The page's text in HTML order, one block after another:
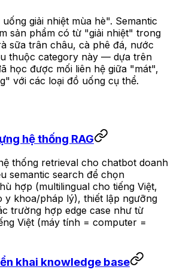
giải nhiệt mùa hè". Semantic
sản phẩm có từ "giải nhiệt" trong
sữa trân châu, cà phê đá, nước
thuộc category này — dựa trên
học được mối liên hệ giữa "mát",
với các loại đồ uống cụ thể.
hệ thống RAG
thống retrieval cho chatbot doanh
semantic search để chọn
hợp (multilingual cho tiếng Việt,
y khoa/pháp lý), thiết lập ngưỡng
trường hợp edge case như từ
Việt (máy tính = computer =
khai knowledge base